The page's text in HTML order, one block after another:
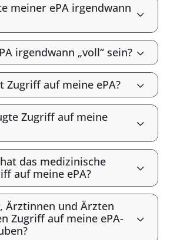
meiner ePA irgendwann
irgendwann „voll“ sein?
Zugriff auf meine ePA?
Zugriff auf meine
das medizinische
auf meine ePA?
Ärztinnen und Ärzten
Zugriff auf meine ePA-